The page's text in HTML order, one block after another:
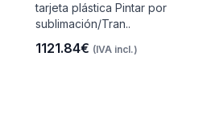
tarjeta plástica Pintar por
sublimación/Tran..
1121.84€ (IVA incl.)